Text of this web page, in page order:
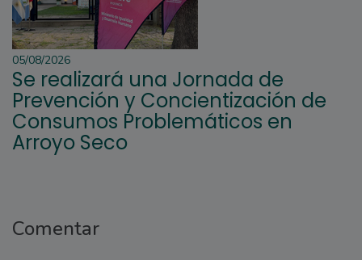
05/08/2026
Se realizará una Jornada de
Prevención y Concientización de
Consumos Problemáticos en
Arroyo Seco
Comentar